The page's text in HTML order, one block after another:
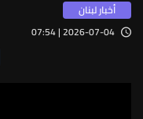
أخبار لبنان
2026-07-04 | 07:54